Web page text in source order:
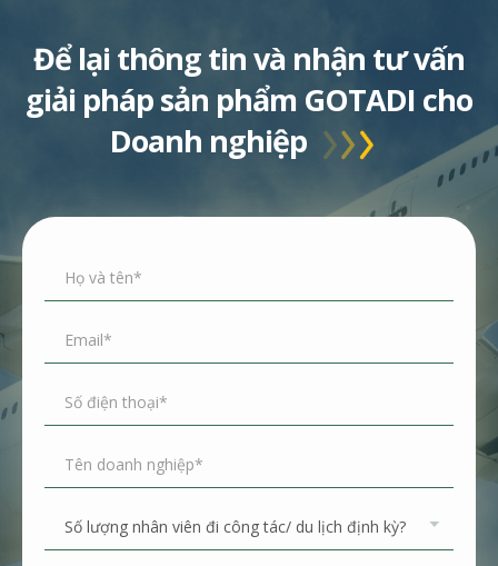
Để lại thông tin và nhận tư vấn
giải pháp sản phẩm GOTADI cho
Doanh nghiệp